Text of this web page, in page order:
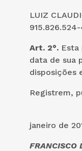
LUIZ
Art. 2°. Esta
data de sua
disposições
Registrem,
janeiro de
FRANCISCO